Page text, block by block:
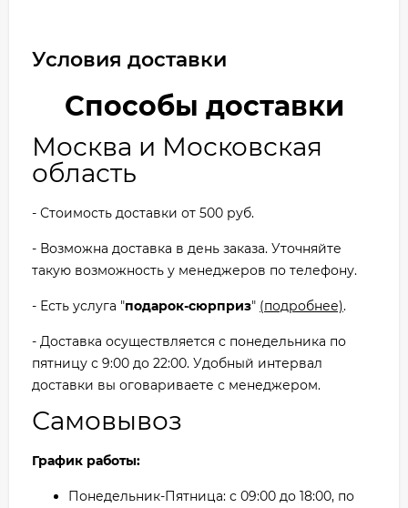
Условия доставки
Способы доставки
Москва и Московская
область
- Стоимость доставки от 500 руб.
- Возможна доставка в день заказа. Уточняйте
такую возможность у менеджеров по телефону.
- Есть услуга "подарок-сюрприз" (подробнее).
- Доставка осуществляется с понедельника по
пятницу с 9:00 до 22:00. Удобный интервал
доставки вы оговариваете с менеджером.
Самовывоз
График работы:
Понедельник-Пятница: с 09:00 до 18:00, по